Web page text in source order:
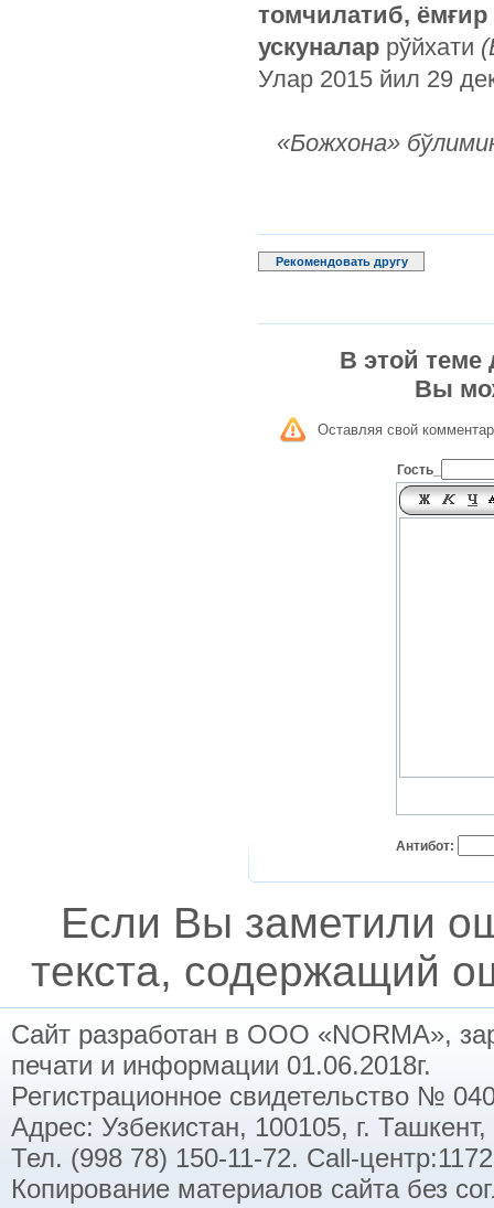
томчилатиб, ёмғир
ускуналар рўйхати (
Улар 2015 йил 29
«Божхона»
Рекомендовать другу
В этой теме
Вы
Оставляя свой
Гость_
Антибот:
Если Вы заметили
текста, содержащий
Сайт разработан в ООО «NORMA»,
печати и информации 01.06.2018г.
Регистрационное свидетельство №
Адрес: Узбекистан, 100105, г.
Тел. (998 78) 150-11-72. Call-
Копирование материалов сайта без